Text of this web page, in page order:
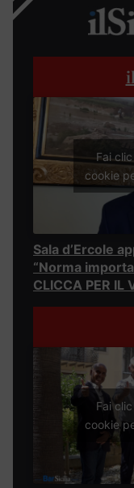
Fai
cookie
Sala d’Ercole
“Norma
CLICCA PER IL
Fai
cookie